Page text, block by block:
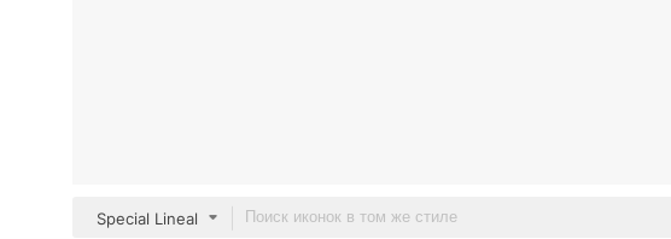
Special Lineal